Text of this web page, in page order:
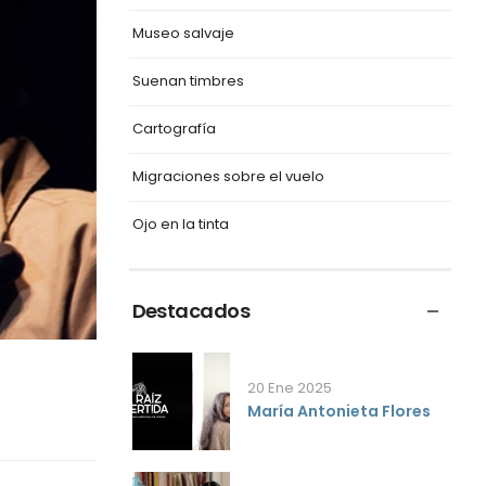
Museo salvaje
Suenan timbres
Cartografía
Migraciones sobre el vuelo
Ojo en la tinta
Destacados
20 Ene 2025
María Antonieta Flores